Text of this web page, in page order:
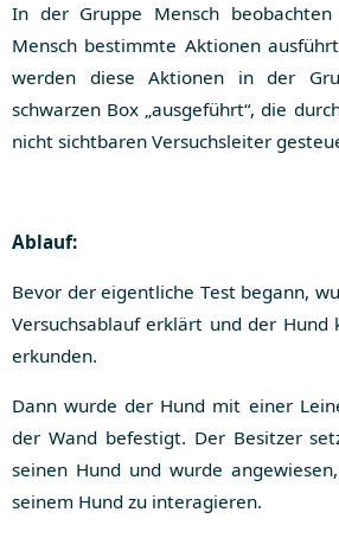
In der Gruppe Mensch
Mensch bestimmte Aktionen
werden diese Aktionen in der
schwarzen Box „ausgeführt“, die
nicht sichtbaren Versuchsleiter
Ablauf:
Bevor der eigentliche Test begann,
Versuchsablauf erklärt und der Hund
erkunden.
Dann wurde der Hund mit einer
der Wand befestigt. Der Besitzer
seinen Hund und wurde
seinem Hund zu interagieren.